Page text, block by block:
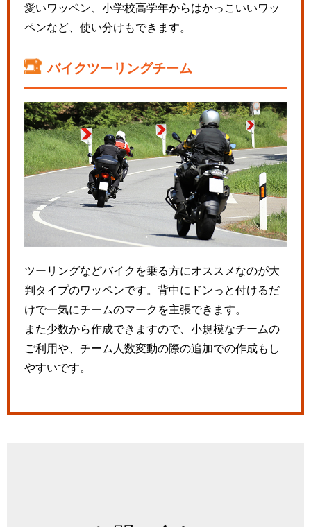
愛いワッペン、小学校高学年からはかっこいいワッ
ペンなど、使い分けもできます。
バイクツーリングチーム
ツーリングなどバイクを乗る方にオススメなのが大
判タイプのワッペンです。背中にドンっと付けるだ
けで一気にチームのマークを主張できます。
また少数から作成できますので、小規模なチームの
ご利用や、チーム人数変動の際の追加での作成もし
やすいです。